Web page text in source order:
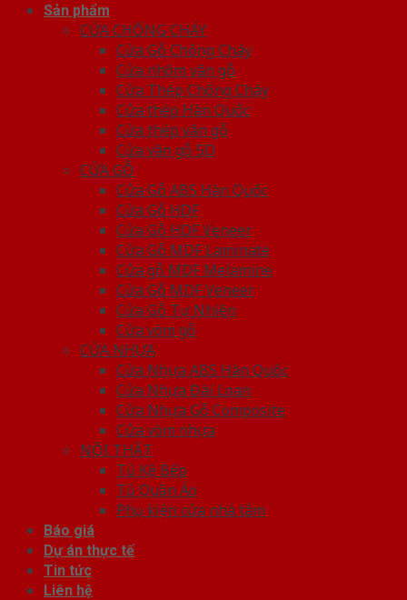
Sản phẩm
CỬA CHỐNG CHÁY
Cửa Gỗ Chống Cháy
Cửa nhôm vân gỗ
Cửa Thép Chống Cháy
Cửa thép Hàn Quốc
Cửa thép vân gỗ
Cửa vân gỗ 5D
CỬA GỖ
Cửa Gỗ ABS Hàn Quốc
Cửa Gỗ HDF
Cửa Gỗ HDF Veneer
Cửa Gỗ MDF Laminate
Cửa gỗ MDF Melamine
Cửa Gỗ MDF Veneer
Cửa Gỗ Tự Nhiên
Cửa vòm gỗ
CỬA NHỰA
Cửa Nhựa ABS Hàn Quốc
Cửa Nhựa Đài Loan
Cửa Nhựa Gỗ Composite
Cửa vòm nhựa
NỘI THẤT
Tủ Kệ Bếp
Tủ Quần Áo
Phụ kiện cửa nhà tắm
Báo giá
Dự án thực tế
Tin tức
Liên hệ